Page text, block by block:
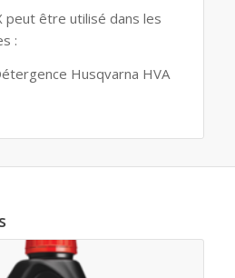
peut être utilisé dans les
:
Husqvarna HVA